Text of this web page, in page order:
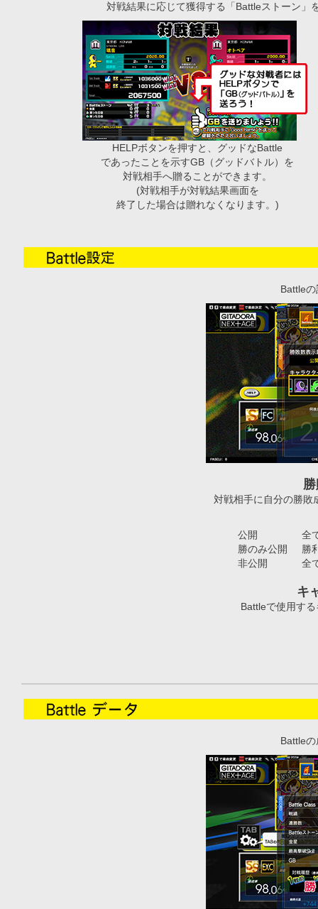
対戦結果に応じて獲得する「Battleストーン」
HELPボタンを押すと、グッドなBattle
であったことを示すGB（グッドバトル）を
対戦相手へ贈ることができます。
(対戦相手が対戦結果画面を
終了した場合は贈れなくなります。)
Battle
対戦相手に自分の勝敗
公開
全
勝のみ公開
勝
非公開
全
キ
Battleで使用す
Battle